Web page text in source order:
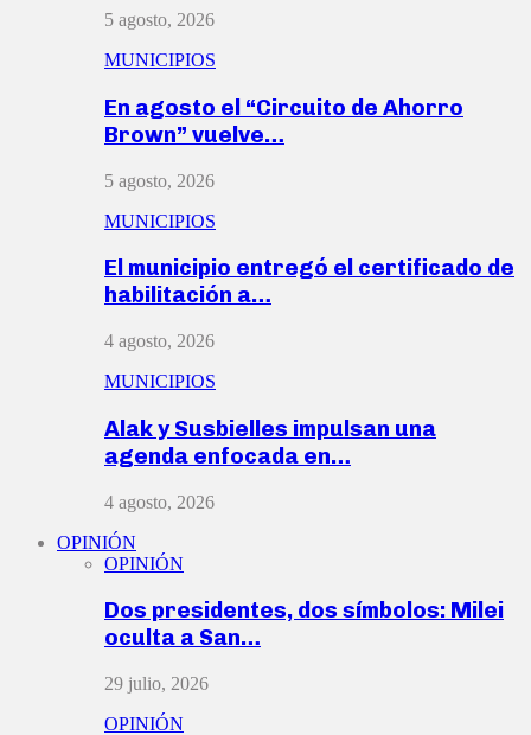
5 agosto, 2026
MUNICIPIOS
En agosto el “Circuito de Ahorro
Brown” vuelve…
5 agosto, 2026
MUNICIPIOS
El municipio entregó el certificado de
habilitación a…
4 agosto, 2026
MUNICIPIOS
Alak y Susbielles impulsan una
agenda enfocada en…
4 agosto, 2026
OPINIÓN
OPINIÓN
Dos presidentes, dos símbolos: Milei
oculta a San…
29 julio, 2026
OPINIÓN